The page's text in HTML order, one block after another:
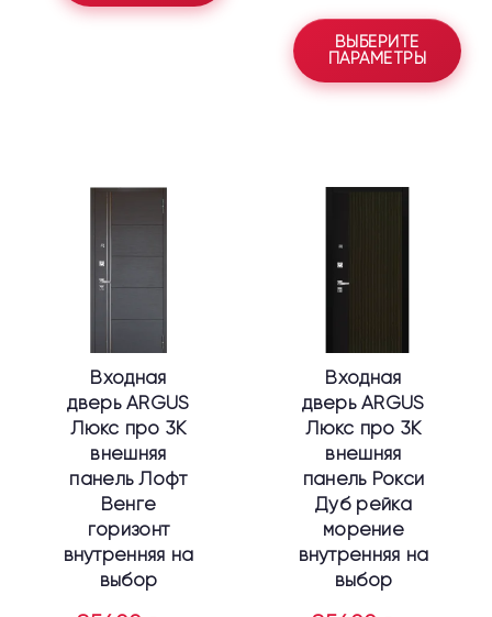
ВЫБЕРИТЕ
ПАРАМЕТРЫ
Входная
дверь ARGUS
Люкс про 3К
внешняя
панель Лофт
Венге
горизонт
внутренняя на
выбор
товар
выбрать
на
странице
товара.
Входная
дверь ARGUS
Люкс про 3К
внешняя
панель Рокси
Дуб рейка
морение
внутренняя на
выбор
выбрать
на
странице
товара.